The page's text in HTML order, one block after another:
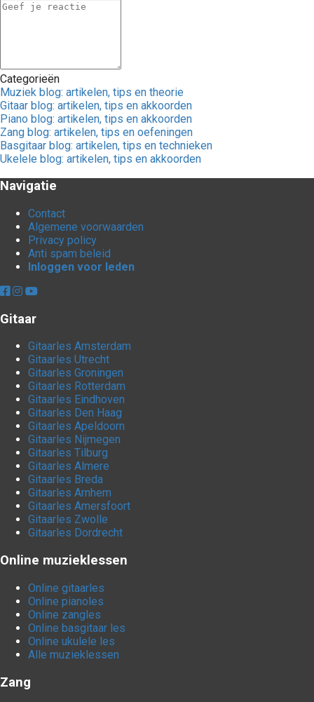
Categorieën
Muziek blog: artikelen, tips en theorie
Gitaar blog: artikelen, tips en akkoorden
Piano blog: artikelen, tips en akkoorden
Zang blog: artikelen, tips en oefeningen
Basgitaar blog: artikelen, tips en technieken
Ukelele blog: artikelen, tips en akkoorden
Navigatie
Contact
Algemene voorwaarden
Privacy policy
Anti spam beleid
Inloggen voor leden
Gitaar
Gitaarles Amsterdam
Gitaarles Utrecht
Gitaarles Groningen
Gitaarles Rotterdam
Gitaarles Eindhoven
Gitaarles Den Haag
Gitaarles Apeldoorn
Gitaarles Nijmegen
Gitaarles Tilburg
Gitaarles Almere
Gitaarles Breda
Gitaarles Arnhem
Gitaarles Amersfoort
Gitaarles Zwolle
Gitaarles Dordrecht
Online muzieklessen
Online gitaarles
Online pianoles
Online zangles
Online basgitaar les
Online ukulele les
Alle muzieklessen
Zang